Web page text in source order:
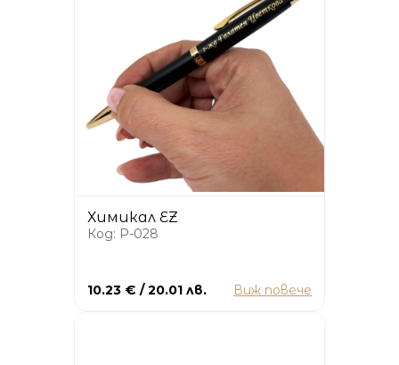
Химикал EZ
Код: P-028
10.23 € / 20.01 лв. Виж повече